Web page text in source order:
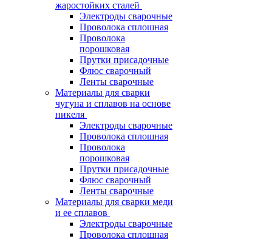
жаростойких сталей
Электроды сварочные
Проволока сплошная
Проволока
порошковая
Прутки присадочные
Флюс сварочный
Ленты сварочные
Материалы для сварки
чугуна и сплавов на основе
никеля
Электроды сварочные
Проволока сплошная
Проволока
порошковая
Прутки присадочные
Флюс сварочный
Ленты сварочные
Материалы для сварки меди
и ее сплавов
Электроды сварочные
Проволока сплошная